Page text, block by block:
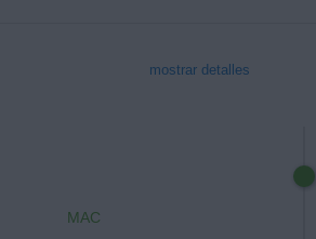
mostrar detalles
MAC